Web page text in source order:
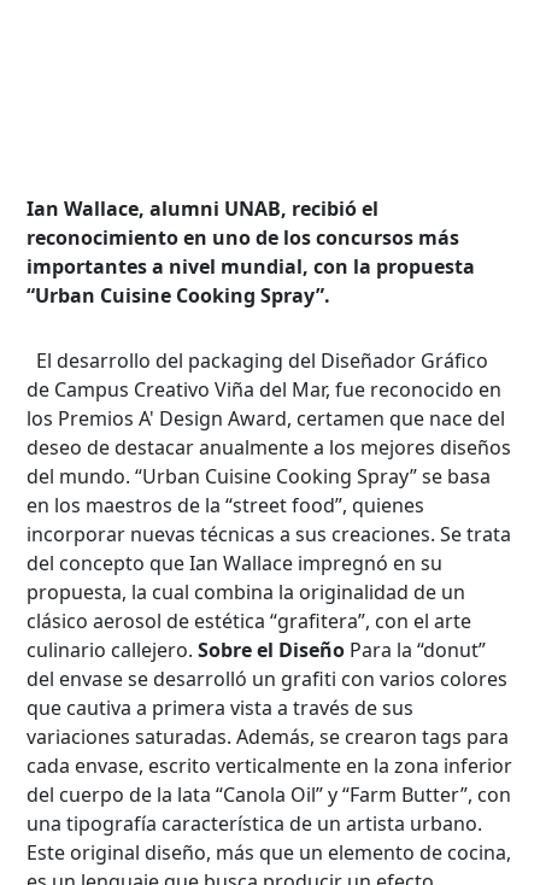
Ian Wallace, alumni UNAB, recibió el
reconocimiento en uno de los concursos más
importantes a nivel mundial, con la propuesta
“Urban Cuisine Cooking Spray”.
El desarrollo del packaging del Diseñador Gráfico
de Campus Creativo Viña del Mar, fue reconocido en
los Premios A' Design Award, certamen que nace del
deseo de destacar anualmente a los mejores diseños
del mundo. “Urban Cuisine Cooking Spray” se basa
en los maestros de la “street food”, quienes
incorporar nuevas técnicas a sus creaciones. Se trata
del concepto que Ian Wallace impregnó en su
propuesta, la cual combina la originalidad de un
clásico aerosol de estética “grafitera”, con el arte
culinario callejero.Sobre el Diseño Para la “donut”
del envase se desarrolló un grafiti con varios colores
que cautiva a primera vista a través de sus
variaciones saturadas. Además, se crearon tags para
cada envase, escrito verticalmente en la zona inferior
del cuerpo de la lata “Canola Oil” y “Farm Butter”, con
una tipografía característica de un artista urbano.
Este original diseño, más que un elemento de cocina,